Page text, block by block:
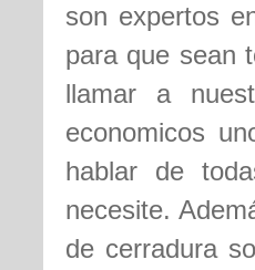
son expertos
para que sean
llamar a
economicos
hablar de
necesite.
de cerradura